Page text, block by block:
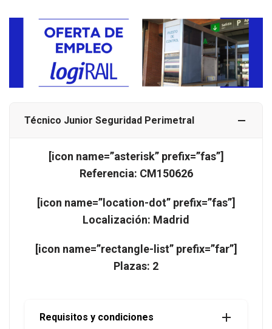
Técnico Junior Seguridad Perimetral
[icon name=”asterisk” prefix=”fas”]
Referencia: CM150626
[icon name=”location-dot” prefix=”fas”]
Localización: Madrid
[icon name=”rectangle-list” prefix=”far”]
Plazas: 2
Requisitos y condiciones